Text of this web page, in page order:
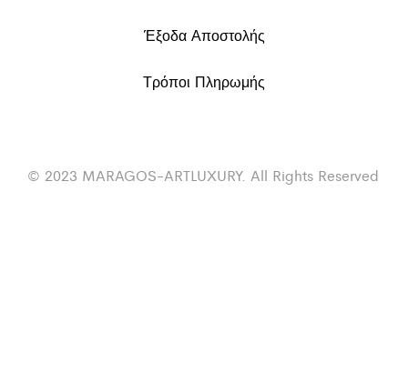
Έξοδα Αποστολής
Τρόποι Πληρωμής
© 2023 MARAGOS-ARTLUXURY. All Rights Reserved